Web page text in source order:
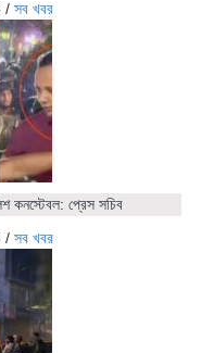
/ সব খবর
কনস্টেবল: প্রেস সচিব
/ সব খবর